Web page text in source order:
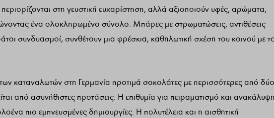
στη γευστική ευχαρίστηση, αλλά αξιοποιούν υφές, αρώματα,
ένα ολοκληρωμένο σύνολο. Μπάρες με στρωματώσεις, αντιθέσεις
συνδυασμοί, συνθέτουν μια φρέσκια, καθηλωτική σχέση του κοινού με
των καταναλωτών στη Γερμανία προτιμά σοκολάτες με περισσότερες από δύο
από ασυνήθιστες προτάσεις. Η επιθυμία για πειραματισμό και ανακάλυψη
πιο εμπνευσμένες δημιουργίες. Η πολυτέλεια και η αισθητική